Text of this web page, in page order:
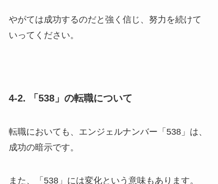
やがては成功するのだと強く信じ、努力を続けて
いってください。
4-2. 「538」の転職について
転職においても、エンジェルナンバー「538」は、
成功の暗示です。
また、「538」には変化という意味もあります。